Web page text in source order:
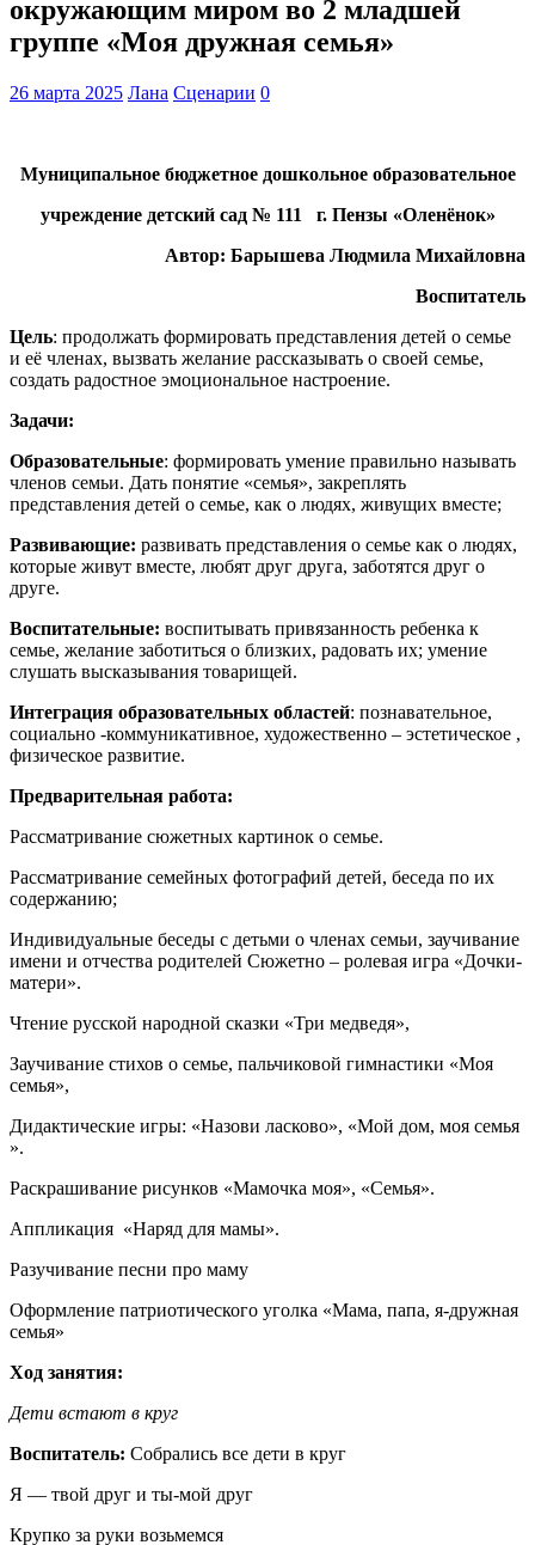
окружающим миром во 2 младшей
группе «Моя дружная семья»
26 марта 2025 Лана Сценарии 0
Муниципальное бюджетное дошкольное образовательное
учреждение детский сад № 111 г. Пензы «Оленёнок»
Автор: Барышева Людмила Михайловна
Воспитатель
Цель: продолжать формировать представления детей о семье
и её членах, вызвать желание рассказывать о своей семье,
создать радостное эмоциональное настроение.
Задачи:
Образовательные: формировать умение правильно называть
членов семьи. Дать понятие «семья», закреплять
представления детей о семье, как о людях, живущих вместе;
Развивающие: развивать представления о семье как о людях,
которые живут вместе, любят друг друга, заботятся друг о
друге.
Воспитательные: воспитывать привязанность ребенка к
семье, желание заботиться о близких, радовать их; умение
слушать высказывания товарищей.
Интеграция образовательных областей: познавательное,
социально -коммуникативное, художественно – эстетическое ,
физическое развитие.
Предварительная работа:
Рассматривание сюжетных картинок о семье.
Рассматривание семейных фотографий детей, беседа по их
содержанию;
Индивидуальные беседы с детьми о членах семьи, заучивание
имени и отчества родителей Сюжетно – ролевая игра «Дочки-
матери».
Чтение русской народной сказки «Три медведя»,
Заучивание стихов о семье, пальчиковой гимнастики «Моя
семья»,
Дидактические игры: «Назови ласково», «Мой дом, моя семья
».
Раскрашивание рисунков «Мамочка моя», «Семья».
Аппликация «Наряд для мамы».
Разучивание песни про маму
Оформление патриотического уголка «Мама, папа, я-дружная
семья»
Ход занятия:
Дети встают в круг
Воспитатель: Собрались все дети в круг
Я — твой друг и ты-мой друг
Крупко за руки возьмемся